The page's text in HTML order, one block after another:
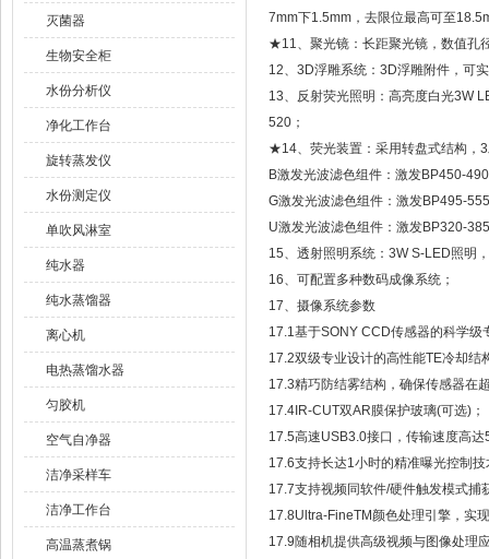
灭菌器
生物安全柜
水份分析仪
净化工作台
旋转蒸发仪
水份测定仪
单吹风淋室
纯水器
纯水蒸馏器
离心机
电热蒸馏水器
匀胶机
空气自净器
洁净采样车
洁净工作台
高温蒸煮锅
7mm下1.5mm，去限位最高可至
★11、聚光镜：长距聚光镜，数值孔
12、3D浮雕系统：3D浮雕附件，可
13、反射荧光照明：高亮度白光3W
520；
★14、荧光装置：采用转盘式结构，
B激发光波滤色组件：激发BP450-
G激发光波滤色组件：激发BP495-
U激发光波滤色组件：激发BP320-
15、透射照明系统：3W S-LED照明
16、可配置多种数码成像系统；
17、摄像系统参数
17.1基于SONY CCD传感器的科学级
17.2双级专业设计的高性能TE冷却
17.3精巧防结雾结构，确保传感器在
17.4IR-CUT双AR膜保护玻璃(可选)；
17.5高速USB3.0接口，传输速度高达
17.6支持长达1小时的精准曝光控制技
17.7支持视频同软件/硬件触发模式捕
17.8Ultra-FineTM颜色处理引擎，实
17.9随相机提供高级视频与图像处理